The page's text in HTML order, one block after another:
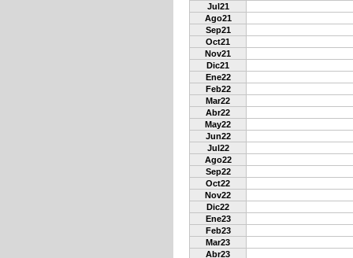
Jul21
Ago21
Sep21
Oct21
Nov21
Dic21
Ene22
Feb22
Mar22
Abr22
May22
Jun22
Jul22
Ago22
Sep22
Oct22
Nov22
Dic22
Ene23
Feb23
Mar23
Abr23